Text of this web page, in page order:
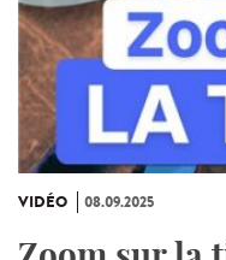
VIDÉO 08.09.2025